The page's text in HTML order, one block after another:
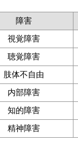
障害
視覚障害
聴覚障害
肢体不自由
内部障害
知的障害
精神障害